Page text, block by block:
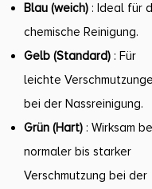
Blau (weich): Ideal für
chemische Reinigung.
Gelb (Standard): Für
leichte
bei der Nassreinigung.
Grün (Hart): Wirksam
normaler bis starker
Verschmutzung bei der